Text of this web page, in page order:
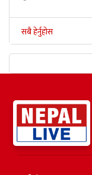
सबै हेर्नुहोस